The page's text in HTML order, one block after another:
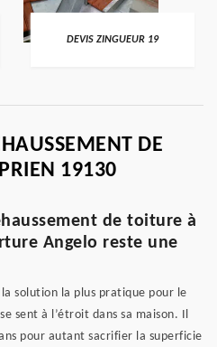
DEVIS ZINGUEUR 19
DE
19130
de toiture à
Angelo reste une
solution la plus pratique pour le
sent à l’étroit dans sa maison. Il
pour autant sacrifier la superficie